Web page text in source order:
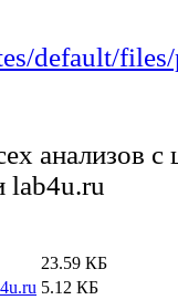
анализов с
lab4u.ru
23.59 КБ
5.12 КБ